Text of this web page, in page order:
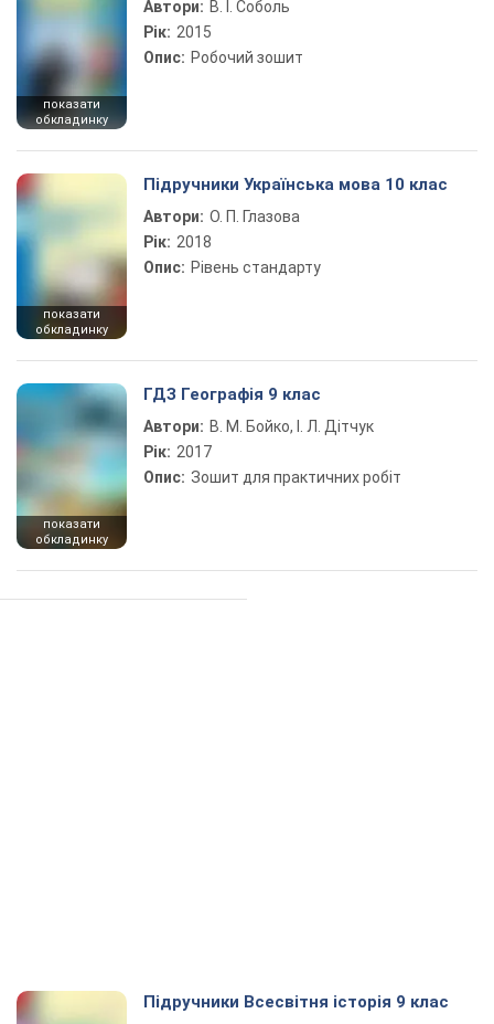
показати
обкладинку
Автори: В. І. Соболь
Рік: 2015
Опис: Робочий зошит
показати
обкладинку
Підручники Українська мова 10 клас
Автори: О. П. Глазова
Рік: 2018
Опис: Рівень стандарту
показати
обкладинку
ГДЗ Географія 9 клас
Автори: В. М. Бойко, І. Л. Дітчук
Рік: 2017
Опис: Зошит для практичних робіт
Підручники Всесвітня історія 9 клас